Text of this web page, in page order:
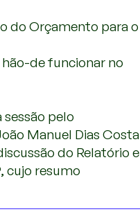
do Orçamento para o
hão-de funcionar no
pelo
Manuel Dias Costa
do Relatório e
cujo resumo